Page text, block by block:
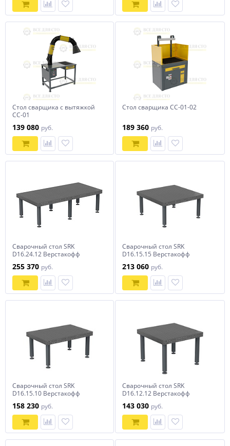
Стол сварщика с вытяжкой
СС-01
139 080 руб.
Стол сварщика СС-01-02
189 360 руб.
Сварочный стол SRK
D16.24.12 Верстакофф
255 370 руб.
Сварочный стол SRK
D16.15.15 Верстакофф
213 060 руб.
Сварочный стол SRK
D16.15.10 Верстакофф
158 230 руб.
Сварочный стол SRK
D16.12.12 Верстакофф
143 030 руб.